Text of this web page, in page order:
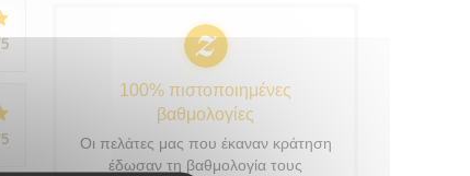
100% πιστοποιημένες
βαθμολογίες
Οι πελάτες μας που έκαναν κράτηση
έδωσαν τη βαθμολογία τους